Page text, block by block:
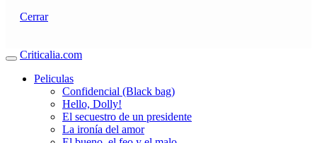
Cerrar
Criticalia.com
Peliculas
Confidencial (Black bag)
Hello, Dolly!
El secuestro de un presidente
La ironía del amor